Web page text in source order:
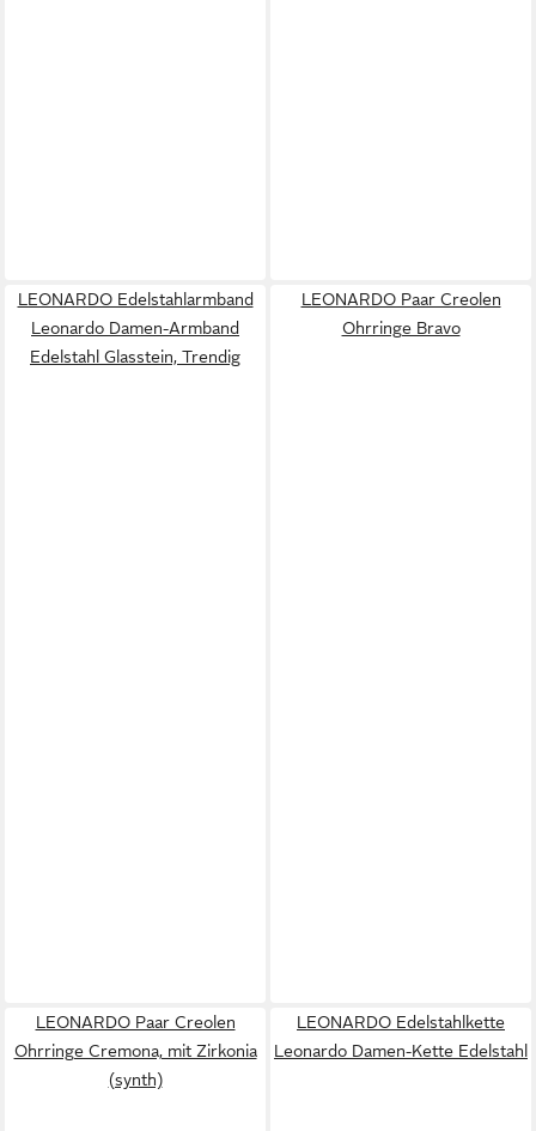
LEONARDO Edelstahlarmband
Leonardo Damen-Armband
Edelstahl Glasstein, Trendig
LEONARDO Paar Creolen
Ohrringe Bravo
LEONARDO Paar Creolen
Ohrringe Cremona, mit Zirkonia
(synth)
LEONARDO Edelstahlkette
Leonardo Damen-Kette Edelstahl